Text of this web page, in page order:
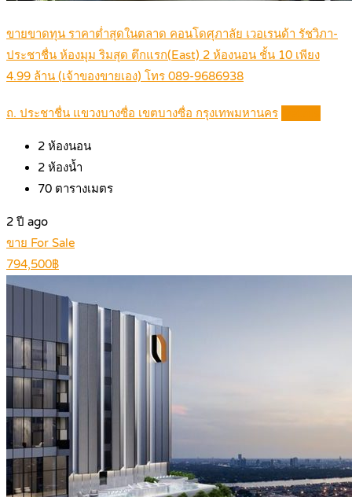
ขายขาดทุน ราคาต่ำสุดในตลาด คอนโดศุภาลัย เวอเรนด้า รัชวิภา-
ประชาชื่น ห้องมุม ริมสุด ตึกแรก(East) 2 ห้องนอน ชั้น 10 เพียง
4.99 ล้าน (เจ้าของขายเอง) โทร 089-9686938
ถ. ประชาชื่น แขวงบางซื่อ เขตบางซื่อ กรุงเทพมหานคร
2 ห้องนอน
2 ห้องน้ำ
70 ตารางเมตร
2 ปี ago
ขาย For Sale
794,500฿